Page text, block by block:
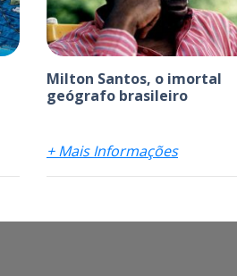
Milton Santos, o imortal
geógrafo brasileiro
+ Mais Informações